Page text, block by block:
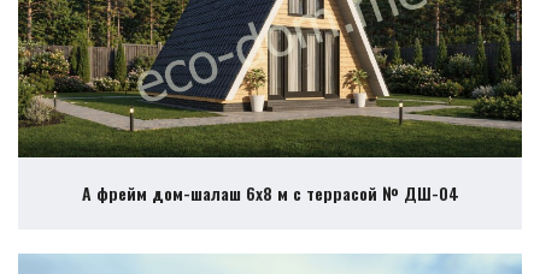
А фрейм дом-шалаш 6х8 м с террасой № ДШ-04